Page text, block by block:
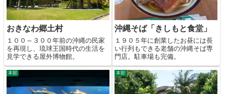
おきなわ郷土村
１００～３００年前の沖縄の民家
を再現し、琉球王国時代の生活を
見学できる屋外博物館。
沖縄そば「きしもと食堂」
１９０５年に創業したお昼には長
い行列もできる老舗の沖縄そば専
門店。駐車場も完備。
本部 本部